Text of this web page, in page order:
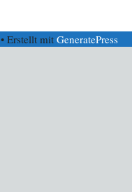
• Erstellt mit GeneratePress